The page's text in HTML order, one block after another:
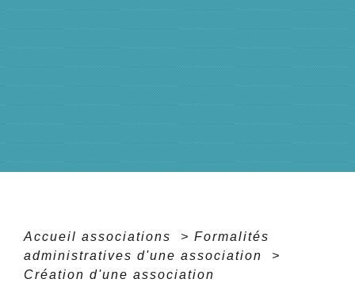
Accueil associations > Formalités
administratives d'une association
>
Création d'une association